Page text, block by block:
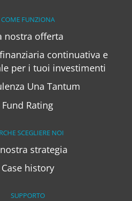
COME FUNZIONA
nostra offerta
continuativa e
per i tuoi investimenti
Una Tantum
Fund Rating
SCEGLIERE NOI
strategia
Case history
SUPPORTO